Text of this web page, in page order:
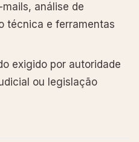
análise de
técnica e ferramentas
exigido por autoridade
ou legislação